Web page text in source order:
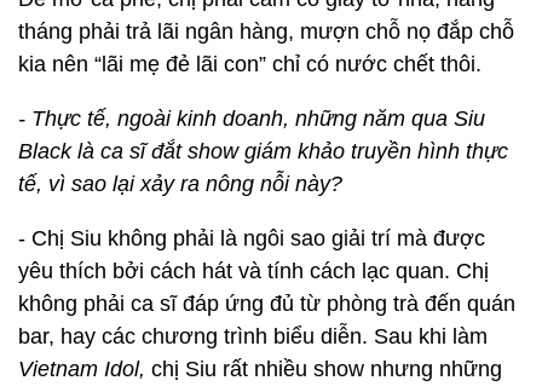
tháng phải trả lãi ngân hàng, mượn chỗ nọ đắp chỗ
kia nên “lãi mẹ đẻ lãi con” chỉ có nước chết thôi.
- Thực tế, ngoài kinh doanh, những năm qua Siu
Black là ca sĩ đắt show giám khảo truyền hình thực
tế, vì sao lại xảy ra nông nỗi này?
- Chị Siu không phải là ngôi sao giải trí mà được
yêu thích bởi cách hát và tính cách lạc quan. Chị
không phải ca sĩ đáp ứng đủ từ phòng trà đến quán
bar, hay các chương trình biểu diễn. Sau khi làm
Vietnam Idol, chị Siu rất nhiều show nhưng những